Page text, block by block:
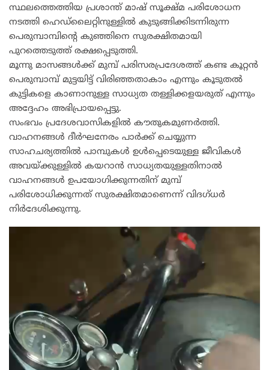
സ്ഥലത്തെത്തിയ പ്രശാന്ത്‌ മാഷ് സൂക്ഷ്മ പരിശോധന
നടത്തി ഹെഡ്‌ലൈറ്റിനുള്ളിൽ കുടുങ്ങിക്കിടന്നിരുന്ന
പെരുമ്പാമ്പിന്റെ കുഞ്ഞിനെ സുരക്ഷിതമായി
പുറത്തെടുത്ത് രക്ഷപ്പെടുത്തി.
മൂന്നു മാസങ്ങൾക്ക് മുമ്പ് പരിസരപ്രദേശത്ത് കണ്ട കൂറ്റൻ
പെരുമ്പാമ്പ് മുട്ടയിട്ട് വിരിഞ്ഞതാകാം എന്നും കൂടുതൽ
കുട്ടികളെ കാണാനുള്ള സാധ്യത തള്ളിക്കളയരുത് എന്നും
അദ്ദേഹം അഭിപ്രായപ്പെട്ടു.
സംഭവം പ്രദേശവാസികളിൽ കൗതുകമുണർത്തി.
വാഹനങ്ങൾ ദീർഘനേരം പാർക്ക് ചെയ്യുന്ന
സാഹചര്യത്തിൽ പാമ്പുകൾ ഉൾപ്പെടെയുള്ള ജീവികൾ
അവയ്ക്കുള്ളിൽ കയറാൻ സാധ്യതയുള്ളതിനാൽ
വാഹനങ്ങൾ ഉപയോഗിക്കുന്നതിന് മുമ്പ്
പരിശോധിക്കുന്നത് സുരക്ഷിതമാണെന്ന് വിദഗ്ധർ
നിർദേശിക്കുന്നു.